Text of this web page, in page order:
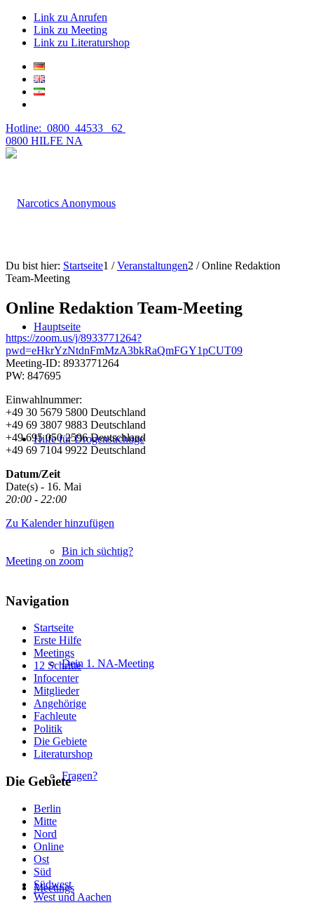
Link zu Anrufen
Link zu Meeting
Link zu Literaturshop
Hotline: 0800 44533 62
0800 HILFE NA
Hauptseite
Hilfe für Drogensüchtige
Bin ich süchtig?
Dein 1. NA-Meeting
Fragen?
Meetings
Du bist hier: Startseite1 / Veranstaltungen2 / Online Redaktion
Team-Meeting
Online Redaktion Team-Meeting
https://zoom.us/j/8933771264?
pwd=eHkrYzNtdnFmMzA3bkRaQmFGY1pCUT09
Meeting-ID: 8933771264
PW: 847695
Einwahlnummer:
+49 30 5679 5800 Deutschland
+49 69 3807 9883 Deutschland
+49 695 050 2596 Deutschland
+49 69 7104 9922 Deutschland
Datum/Zeit
Date(s) - 16. Mai
20:00 - 22:00
Zu Kalender hinzufügen
Meeting on zoom
Navigation
Startseite
Erste Hilfe
Meetings
12 Schritte
Infocenter
Mitglieder
Angehörige
Fachleute
Politik
Die Gebiete
Literaturshop
Die Gebiete
Berlin
Mitte
Nord
Online
Ost
Süd
Südwest
West und Aachen